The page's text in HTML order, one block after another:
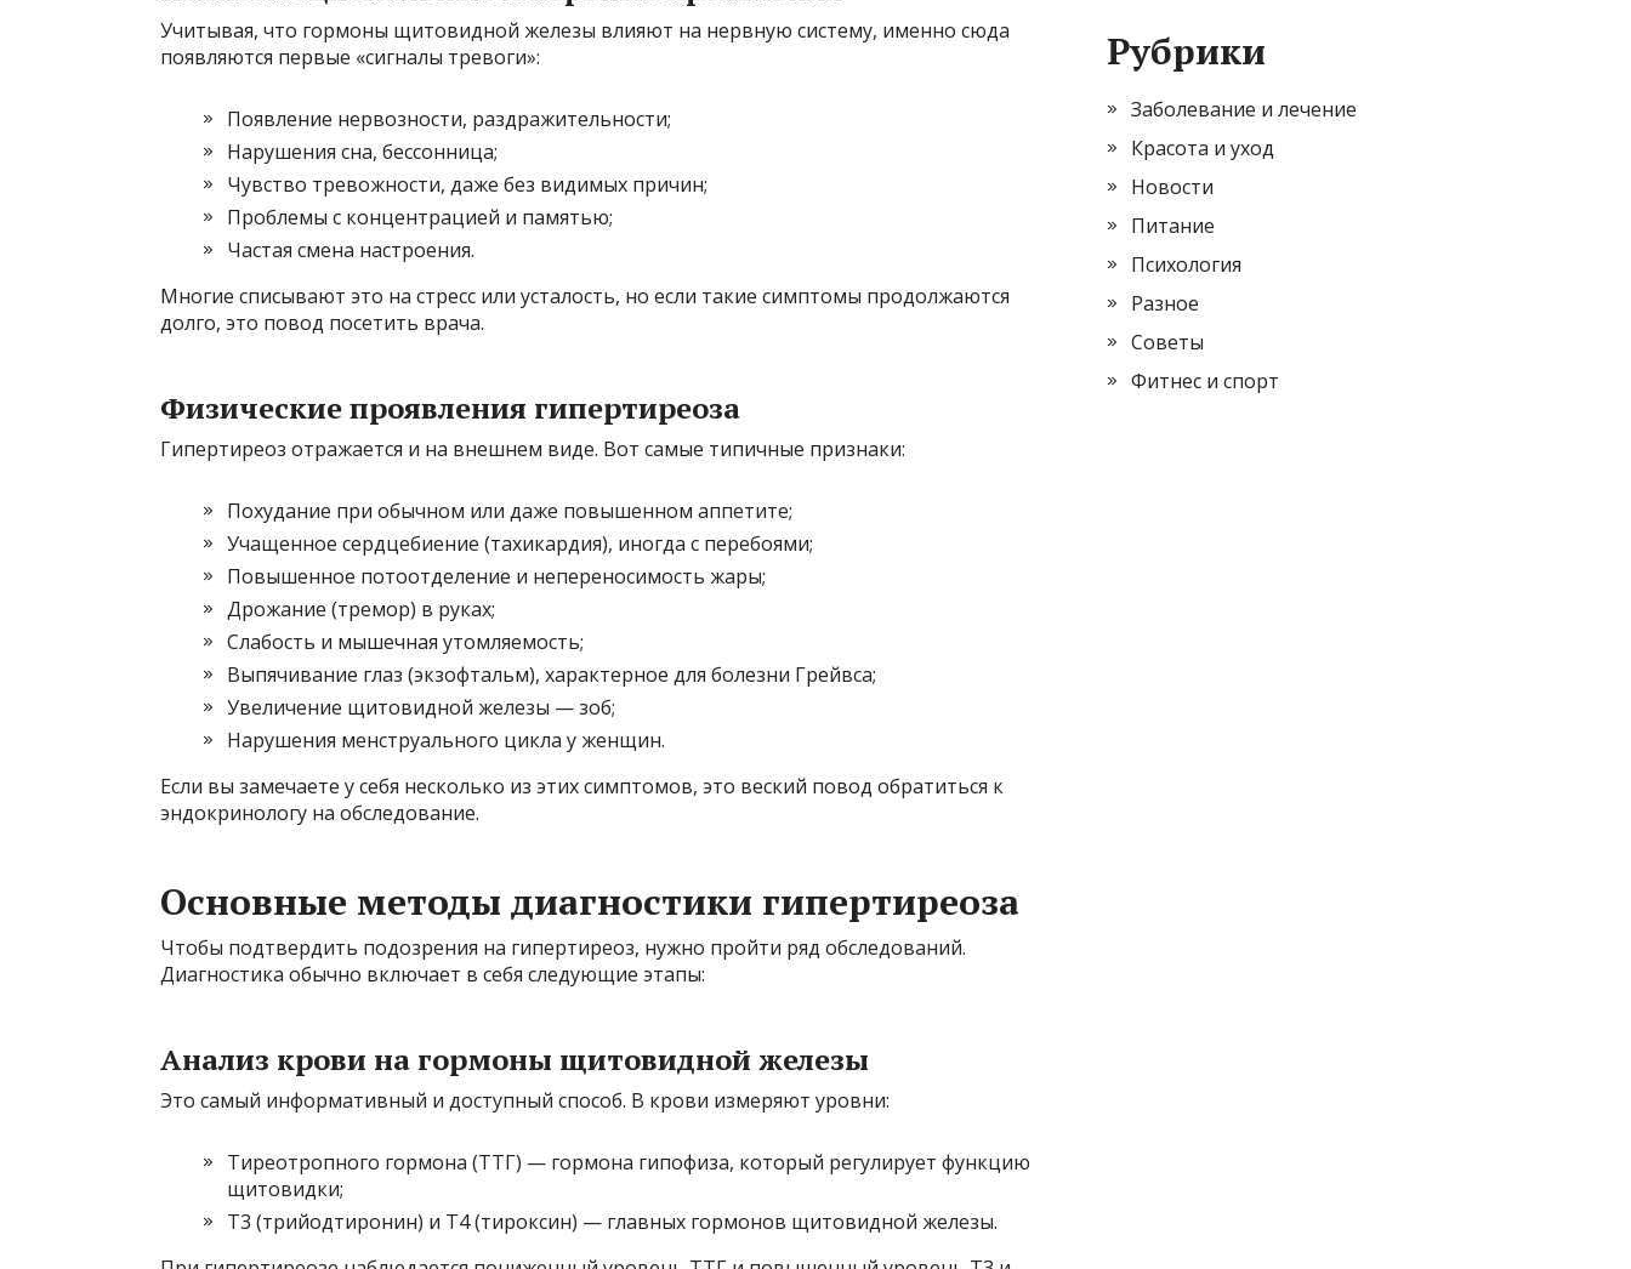
Учитывая, что гормоны щитовидной железы влияют на нервную систему, именно сюда
появляются первые «сигналы тревоги»:
Появление нервозности, раздражительности;
Нарушения сна, бессонница;
Чувство тревожности, даже без видимых причин;
Проблемы с концентрацией и памятью;
Частая смена настроения.
Многие списывают это на стресс или усталость, но если такие симптомы продолжаются
долго, это повод посетить врача.
Физические проявления гипертиреоза
Гипертиреоз отражается и на внешнем виде. Вот самые типичные признаки:
Похудание при обычном или даже повышенном аппетите;
Учащенное сердцебиение (тахикардия), иногда с перебоями;
Повышенное потоотделение и непереносимость жары;
Дрожание (тремор) в руках;
Слабость и мышечная утомляемость;
Выпячивание глаз (экзофтальм), характерное для болезни Грейвса;
Увеличение щитовидной железы — зоб;
Нарушения менструального цикла у женщин.
Если вы замечаете у себя несколько из этих симптомов, это веский повод обратиться к
эндокринологу на обследование.
Основные методы диагностики гипертиреоза
Чтобы подтвердить подозрения на гипертиреоз, нужно пройти ряд обследований.
Диагностика обычно включает в себя следующие этапы:
Анализ крови на гормоны щитовидной железы
Это самый информативный и доступный способ. В крови измеряют уровни:
Тиреотропного гормона (ТТГ) — гормона гипофиза, который регулирует функцию
щитовидки;
Т3 (трийодтиронин) и Т4 (тироксин) — главных гормонов щитовидной железы.
Рубрики
Заболевание и лечение
Красота и уход
Новости
Питание
Психология
Разное
Советы
Фитнес и спорт